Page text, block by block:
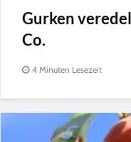
Gurken
Co.
4 Minuten Lesezeit